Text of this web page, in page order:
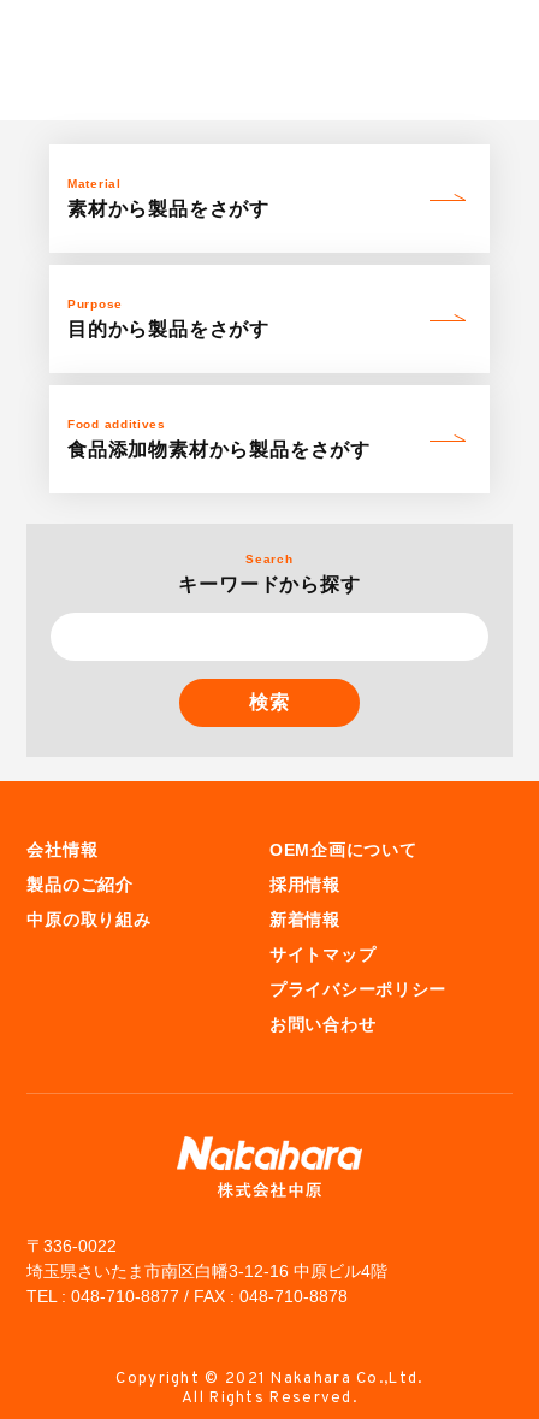
Material
素材から製品をさがす
Purpose
目的から製品をさがす
Food additives
食品添加物素材から製品をさがす
Search
キーワードから探す
検索
会社情報
製品のご紹介
中原の取り組み
OEM企画について
採用情報
新着情報
サイトマップ
プライバシーポリシー
お問い合わせ
〒336-0022
埼玉県さいたま市南区白幡3-12-16 中原ビル4階
TEL : 048-710-8877 / FAX : 048-710-8878
Copyright © 2021 Nakahara Co.,Ltd.
All Rights Reserved.